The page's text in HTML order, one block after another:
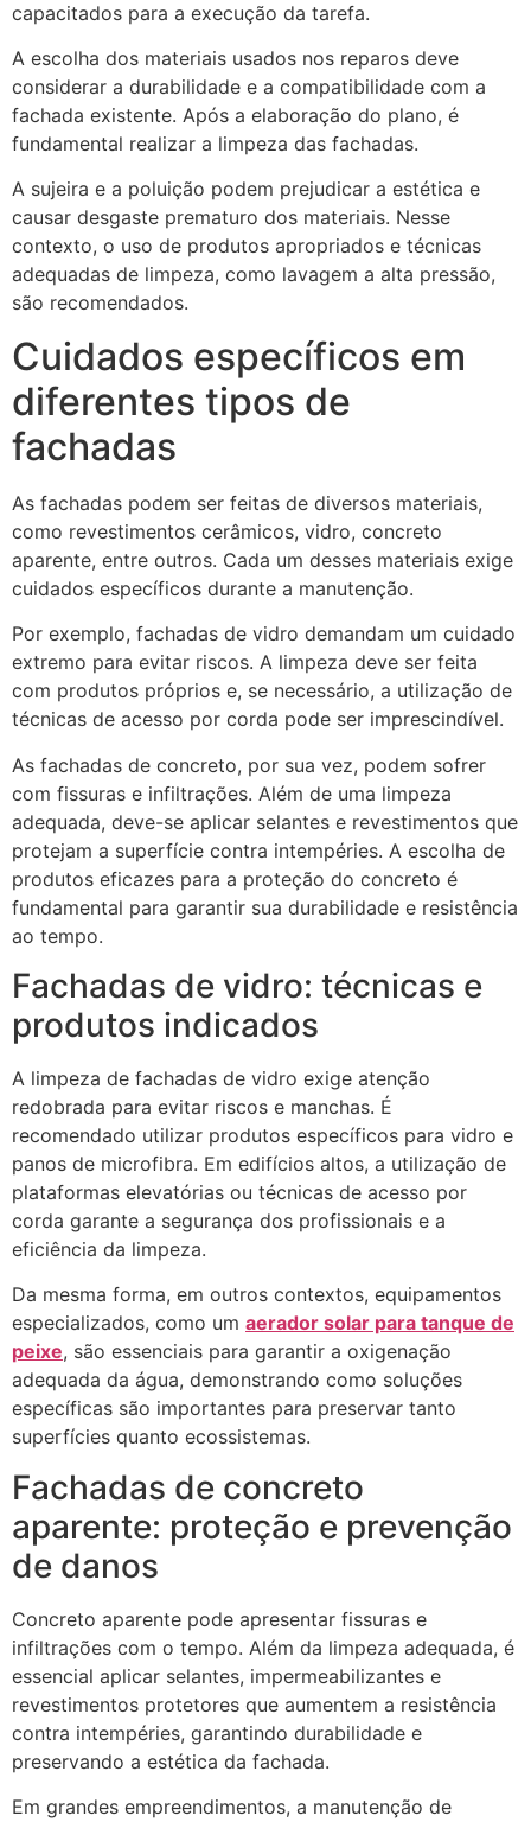
capacitados para a execução da tarefa.
A escolha dos materiais usados nos reparos deve
considerar a durabilidade e a compatibilidade com a
fachada existente. Após a elaboração do plano, é
fundamental realizar a limpeza das fachadas.
A sujeira e a poluição podem prejudicar a estética e
causar desgaste prematuro dos materiais. Nesse
contexto, o uso de produtos apropriados e técnicas
adequadas de limpeza, como lavagem a alta pressão,
são recomendados.
Cuidados específicos em
diferentes tipos de
fachadas
As fachadas podem ser feitas de diversos materiais,
como revestimentos cerâmicos, vidro, concreto
aparente, entre outros. Cada um desses materiais exige
cuidados específicos durante a manutenção.
Por exemplo, fachadas de vidro demandam um cuidado
extremo para evitar riscos. A limpeza deve ser feita
com produtos próprios e, se necessário, a utilização de
técnicas de acesso por corda pode ser imprescindível.
As fachadas de concreto, por sua vez, podem sofrer
com fissuras e infiltrações. Além de uma limpeza
adequada, deve-se aplicar selantes e revestimentos que
protejam a superfície contra intempéries. A escolha de
produtos eficazes para a proteção do concreto é
fundamental para garantir sua durabilidade e resistência
ao tempo.
Fachadas de vidro: técnicas e
produtos indicados
A limpeza de fachadas de vidro exige atenção
redobrada para evitar riscos e manchas. É
recomendado utilizar produtos específicos para vidro e
panos de microfibra. Em edifícios altos, a utilização de
plataformas elevatórias ou técnicas de acesso por
corda garante a segurança dos profissionais e a
eficiência da limpeza.
Da mesma forma, em outros contextos, equipamentos
especializados, como um aerador solar para tanque de
peixe, são essenciais para garantir a oxigenação
adequada da água, demonstrando como soluções
específicas são importantes para preservar tanto
superfícies quanto ecossistemas.
Fachadas de concreto
aparente: proteção e prevenção
de danos
Concreto aparente pode apresentar fissuras e
infiltrações com o tempo. Além da limpeza adequada, é
essencial aplicar selantes, impermeabilizantes e
revestimentos protetores que aumentem a resistência
contra intempéries, garantindo durabilidade e
preservando a estética da fachada.
Em grandes empreendimentos, a manutenção de